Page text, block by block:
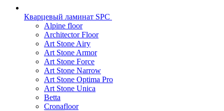
Кварцевый ламинат SPC
Alpine floor
Architector Floor
Art Stone Airy
Art Stone Armor
Art Stone Force
Art Stone Narrow
Art Stone Optima Pro
Art Stone Unica
Betta
Cronafloor